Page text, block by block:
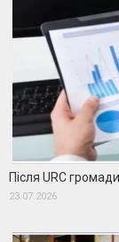
Після URC
23.07.2026